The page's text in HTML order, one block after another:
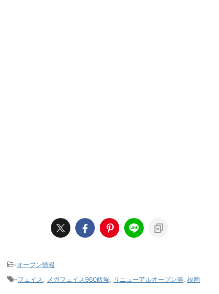
-オープン情報
-フェイス メガフェイス960飯塚 リニューアルオープン等 福岡